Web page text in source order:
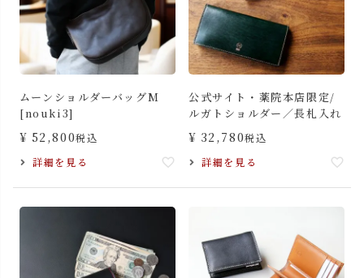
ムーンショルダーバッグM
[nouki3]
¥ 52,800税込
詳細を見る
公式サイト・薬院本店限定/
ルガトショルダー／長札入れ
¥ 32,780税込
詳細を見る